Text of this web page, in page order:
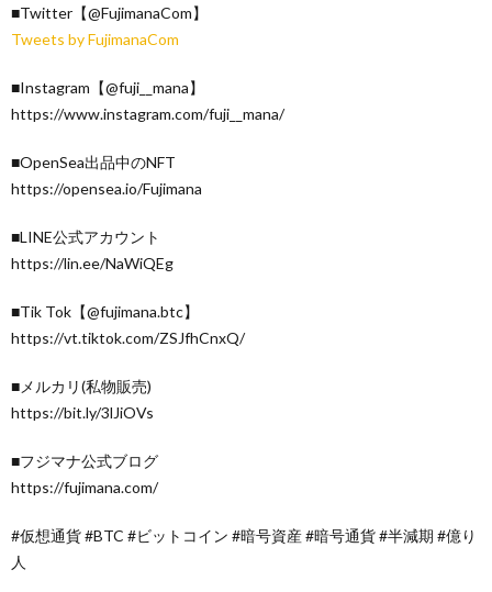
■Twitter【@FujimanaCom】
Tweets by FujimanaCom
■Instagram【@fuji__mana】
https://www.instagram.com/fuji__mana/
■OpenSea出品中のNFT
https://opensea.io/Fujimana
■LINE公式アカウント
https://lin.ee/NaWiQEg
■Tik Tok【@fujimana.btc】
https://vt.tiktok.com/ZSJfhCnxQ/
■メルカリ(私物販売)
https://bit.ly/3lJiOVs
■フジマナ公式ブログ
https://fujimana.com/
#仮想通貨 #BTC #ビットコイン #暗号資産 #暗号通貨 #半減期 #億り
人